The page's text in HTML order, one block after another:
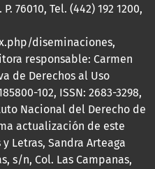
76010, Tel. (442) 192 1200,
diseminaciones,
responsable: Carmen
de Derechos al Uso
102, ISSN: 2683-3298,
Nacional del Derecho de
actualización de este
Letras, Sandra Arteaga
s/n, Col. Las Campanas,